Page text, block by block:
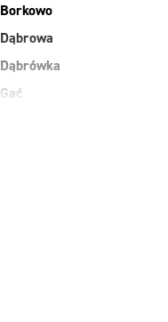
Borkowo
Dąbrowa
Dąbrówka
Gać